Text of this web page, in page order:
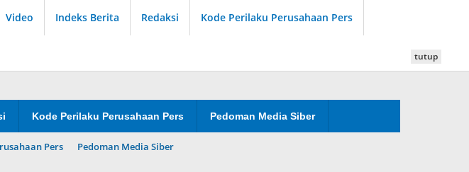
Video Indeks Berita Redaksi Kode Perilaku Perusahaan Pers
Kode Perilaku Perusahaan Pers Pedoman Media Siber
Pers Pedoman Media Siber
tutup